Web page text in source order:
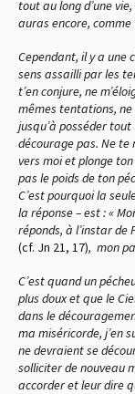
tout au long d’une
auras encore, comme
Cependant, il y a une
sens assailli par les
t’en conjure, ne
mêmes tentations, ne
jusqu’à posséder
décourage pas. Ne
vers moi et plonge
pas le poids de ton
C’est pourquoi la
la réponse – est : «
réponds, à l’instar de
(cf. Jn 21, 17), mon
C’est quand un
plus doux et que le
dans le
ma miséricorde, j’en
ne devraient se
solliciter de nouveau
accorder et leur dire